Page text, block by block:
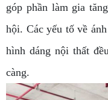
góp phần làm gia
hội. Các yếu tố về
hình dáng nội thất
càng.